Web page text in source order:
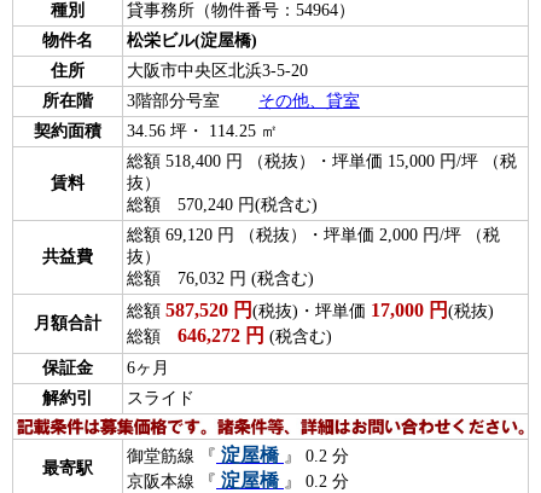
種別
貸事務所（物件番号：54964）
物件名
松栄ビル(淀屋橋)
住所
大阪市中央区北浜3-5-20
所在階
3階部分号室 その他、貸室
契約面積
34.56 坪・ 114.25 ㎡
賃料
総額 518,400 円 （税抜）・坪単価 15,000 円/坪 （税
抜）
総額 570,240 円(税含む)
共益費
総額 69,120 円 （税抜）・坪単価 2,000 円/坪 （税
抜）
総額 76,032 円 (税含む)
月額合計
総額 587,520 円 (税抜)・坪単価 17,000 円 (税抜)
総額 646,272 円 (税含む)
保証金
6ヶ月
解約引
スライド
最寄駅
御堂筋線 『 淀屋橋 』 0.2 分
京阪本線 『 淀屋橋 』 0.2 分